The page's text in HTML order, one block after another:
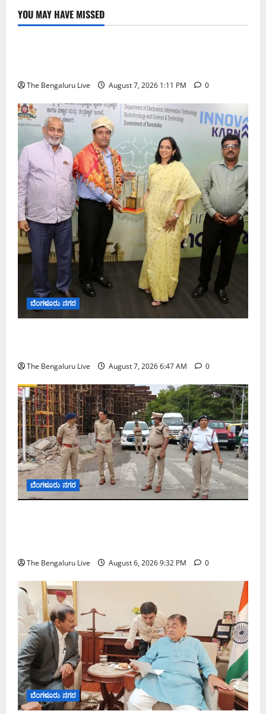
YOU MAY HAVE MISSED
ಬೆಳಗಾವಿ ಬೆಂಗಳೂರು ನಗರ
The Bengaluru Live August 7, 2026 1:11 PM 0
ಬೆಂಗಳೂರು ನಗರ
The Bengaluru Live August 7, 2026 6:47 AM 0
ಬೆಂಗಳೂರು ನಗರ
The Bengaluru Live August 6, 2026 9:32 PM 0
ಬೆಂಗಳೂರು ನಗರ